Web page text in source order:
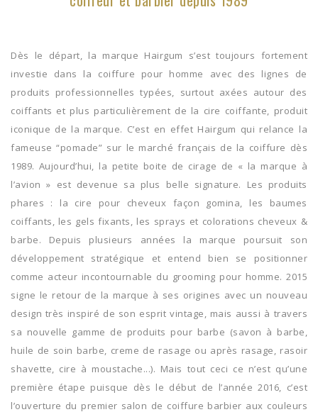
Dès le départ, la marque Hairgum s’est toujours fortement
investie dans la coiffure pour homme avec des lignes de
produits professionnelles typées, surtout axées autour des
coiffants et plus particulièrement de la cire coiffante, produit
iconique de la marque. C’est en effet Hairgum qui relance la
fameuse “pomade” sur le marché français de la coiffure dès
1989. Aujourd’hui, la petite boite de cirage de « la marque à
l’avion » est devenue sa plus belle signature. Les produits
phares : la cire pour cheveux façon gomina, les baumes
coiffants, les gels fixants, les sprays et colorations cheveux &
barbe. Depuis plusieurs années la marque poursuit son
développement stratégique et entend bien se positionner
comme acteur incontournable du grooming pour homme. 2015
signe le retour de la marque à ses origines avec un nouveau
design très inspiré de son esprit vintage, mais aussi à travers
sa nouvelle gamme de produits pour barbe (savon à barbe,
huile de soin barbe, creme de rasage ou après rasage, rasoir
shavette, cire à moustache...). Mais tout ceci ce n’est qu’une
première étape puisque dès le début de l’année 2016, c’est
l’ouverture du premier salon de coiffure barbier aux couleurs